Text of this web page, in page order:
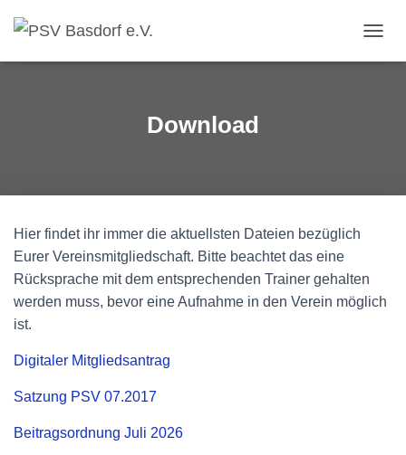
Download
Hier findet ihr immer die aktuellsten Dateien bezüglich
Eurer Vereinsmitgliedschaft. Bitte beachtet das eine
Rücksprache mit dem entsprechenden Trainer gehalten
werden muss, bevor eine Aufnahme in den Verein möglich
ist.
Digitaler Mitgliedsantrag
Satzung PSV 07.2017
Beitragsordnung Juli 2026